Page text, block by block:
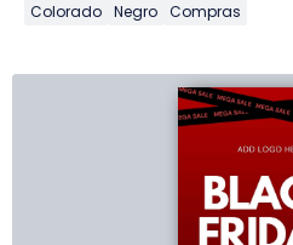
Colorado Negro Compras